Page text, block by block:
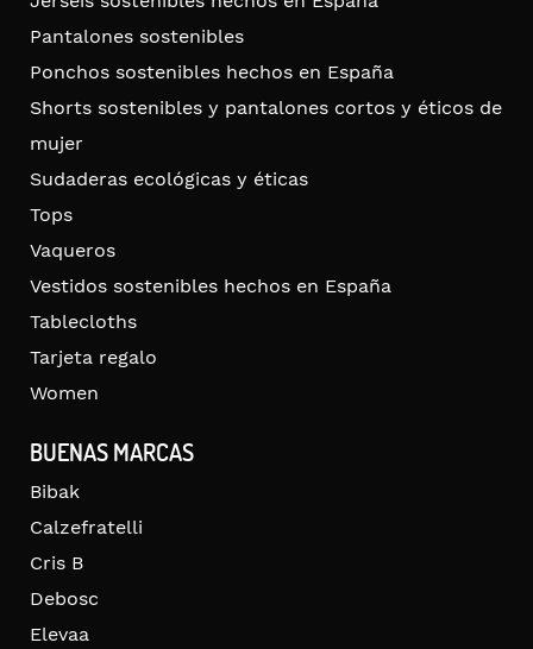
Pantalones sostenibles
Ponchos sostenibles hechos en España
Shorts sostenibles y pantalones cortos y éticos de
mujer
Sudaderas ecológicas y éticas
Tops
Vaqueros
Vestidos sostenibles hechos en España
Tablecloths
Tarjeta regalo
Women
BUENAS MARCAS
Bibak
Calzefratelli
Cris B
Debosc
Elevaa